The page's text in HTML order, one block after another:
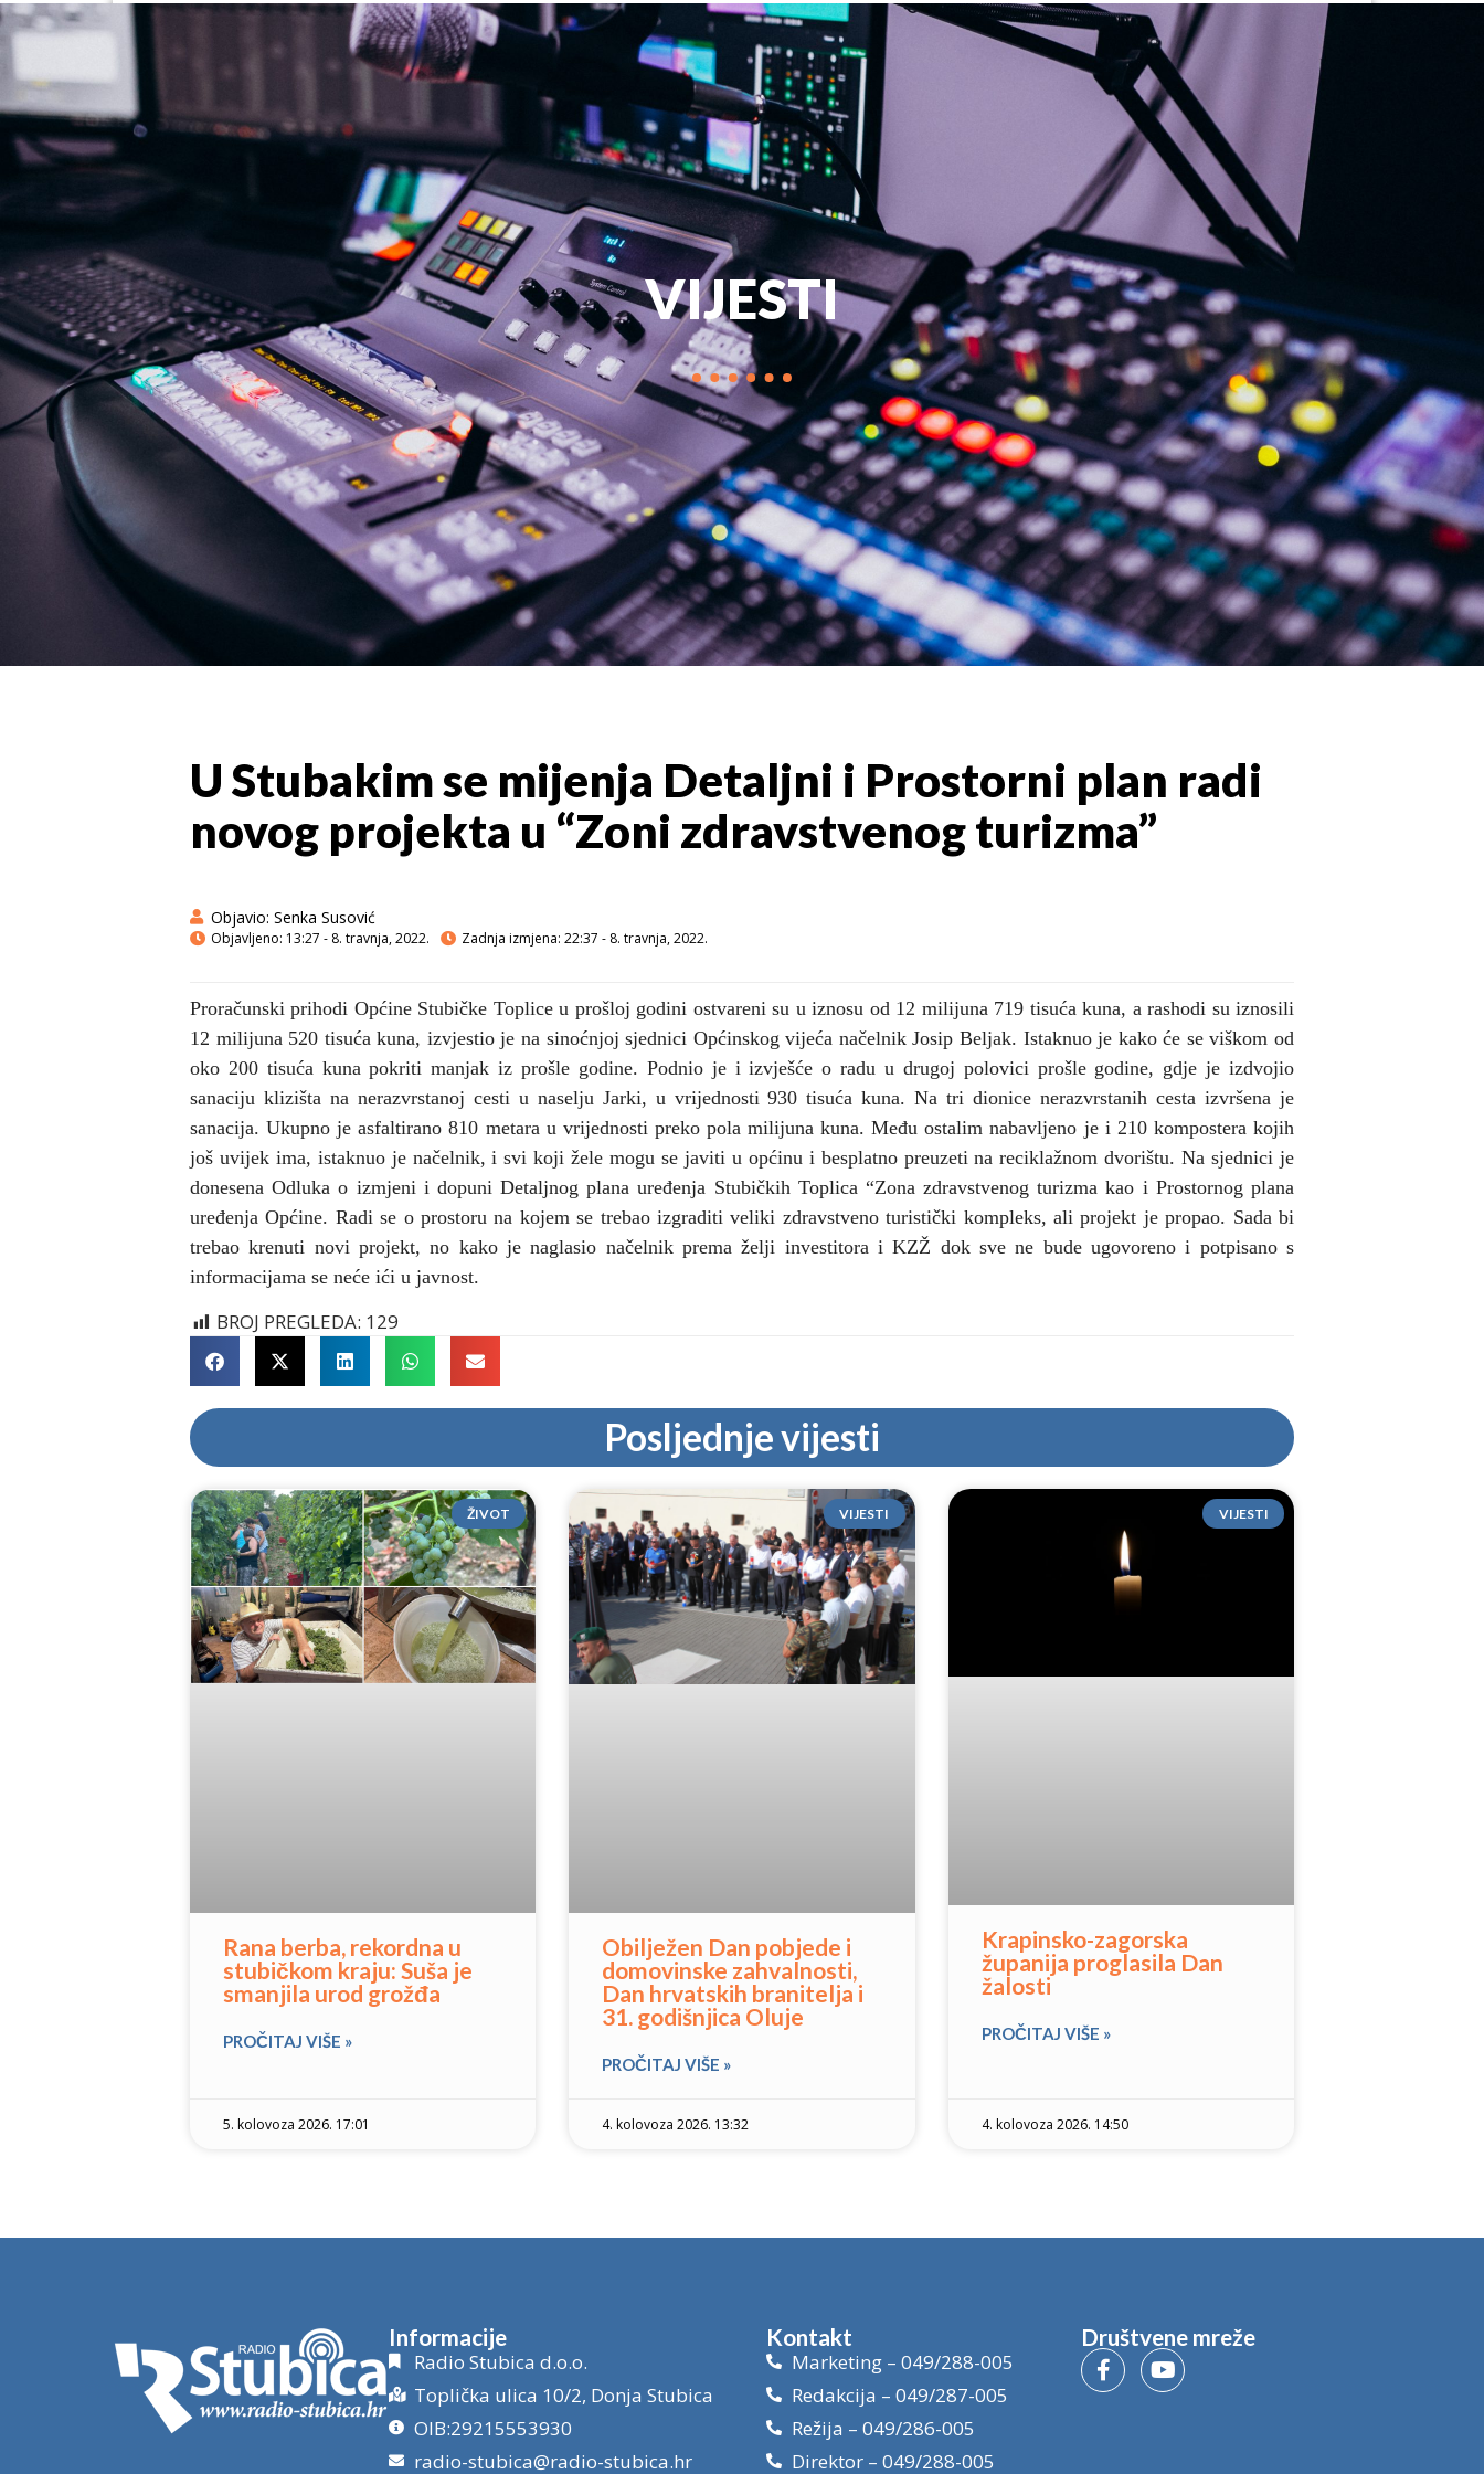
NASLOVNA VIJESTI PROGRAM MARKETING KONTAKT DOKUMENTI
VIJESTI
U Stubakim se mijenja Detaljni i Prostorni plan radi
novog projekta u “Zoni zdravstvenog turizma”
Objavio: Senka Susović
Objavljeno: 13:27 - 8. travnja, 2022. Zadnja izmjena: 22:37 - 8. travnja, 2022.
Proračunski prihodi Općine Stubičke Toplice u prošloj godini ostvareni su u iznosu od 12 milijuna 719 tisuća kuna, a rashodi su iznosili
12 milijuna 520 tisuća kuna, izvjestio je na sinoćnjoj sjednici Općinskog vijeća načelnik Josip Beljak. Istaknuo je kako će se viškom od
oko 200 tisuća kuna pokriti manjak iz prošle godine. Podnio je i izvješće o radu u drugoj polovici prošle godine, gdje je izdvojio
sanaciju klizišta na nerazvrstanoj cesti u naselju Jarki, u vrijednosti 930 tisuća kuna. Na tri dionice nerazvrstanih cesta izvršena je
sanacija. Ukupno je asfaltirano 810 metara u vrijednosti preko pola milijuna kuna. Među ostalim nabavljeno je i 210 kompostera kojih
još uvijek ima, istaknuo je načelnik, i svi koji žele mogu se javiti u općinu i besplatno preuzeti na reciklažnom dvorištu. Na sjednici je
donesena Odluka o izmjeni i dopuni Detaljnog plana uređenja Stubičkih Toplica “Zona zdravstvenog turizma kao i Prostornog plana
uređenjaOpćine. Radi se o prostoru na kojem se trebao izgraditi veliki zdravstveno turistički kompleks, ali projekt je propao. Sada bi
trebao krenuti novi projekt, no kako je naglasio načelnik prema želji investitora i KZŽ dok sve ne bude ugovoreno i potpisano s
informacijama se neće ići u javnost.
BROJ PREGLEDA: 129
Posljednje vijesti
ŽIVOT
Rana berba, rekordna u
stubičkom kraju: Suša je
smanjila urod grožđa
PROČITAJ VIŠE »
5. kolovoza 2026. 17:01
VIJESTI
Obilježen Dan pobjede i
domovinske zahvalnosti,
Dan hrvatskih branitelja i
31. godišnjica Oluje
PROČITAJ VIŠE »
4. kolovoza 2026. 13:32
VIJESTI
Krapinsko-zagorska
županija proglasila Dan
žalosti
PROČITAJ VIŠE »
4. kolovoza 2026. 14:50
Informacije
Radio Stubica d.o.o.
Toplička ulica 10/2, Donja Stubica
OIB:29215553930
radio-stubica@radio-stubica.hr
Kontakt
Marketing – 049/288-005
Redakcija – 049/287-005
Režija – 049/286-005
Direktor – 049/288-005
Društvene mreže